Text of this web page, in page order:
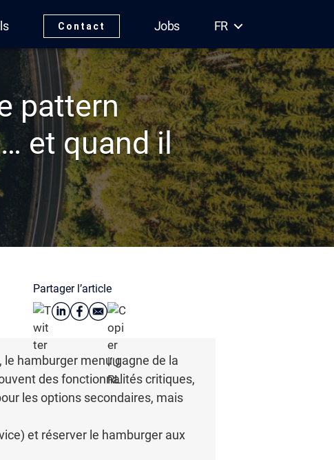
Contact Jobs FR
pattern
et quand il
Partager l’article
hamburger menu gagne de la
des fonctionnalités critiques,
les options secondaires, mais
et réserver le hamburger aux